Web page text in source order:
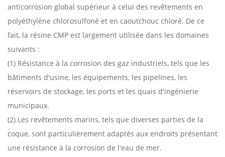
anticorrosion global supérieur à celui des revêtements en
polyéthylène chlorosulfoné et en caoutchouc chloré. De ce
fait, la résine CMP est largement utilisée dans les domaines
suivants :
(1) Résistance à la corrosion des gaz industriels, tels que les
bâtiments d'usine, les équipements, les pipelines, les
réservoirs de stockage, les ports et les quais d'ingénierie
municipaux.
(2) Les revêtements marins, tels que diverses parties de la
coque, sont particulièrement adaptés aux endroits présentant
une résistance à la corrosion de l'eau de mer.